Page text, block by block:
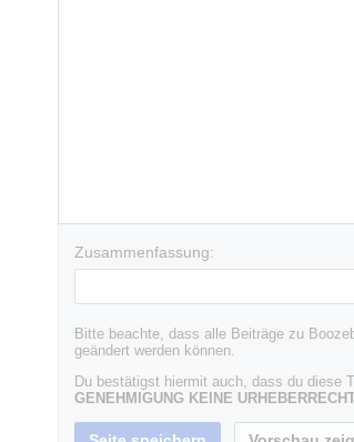
Zusammenfassung:
Bitte beachte, dass alle Beiträge zu
geändert werden können.
Du bestätigst hiermit auch, dass du diese
GENEHMIGUNG KEINE